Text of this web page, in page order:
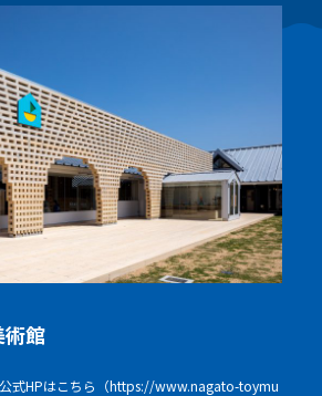
館
式HPはこちら（https://www.nagato-toymu